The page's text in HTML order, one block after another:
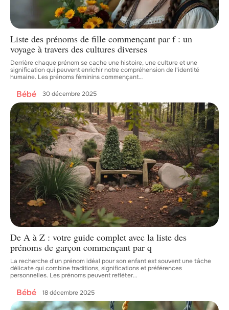
Liste des prénoms de fille commençant par f : un
voyage à travers des cultures diverses
Derrière chaque prénom se cache une histoire, une culture et une
signification qui peuvent enrichir notre compréhension de l'identité
humaine. Les prénoms féminins commençant…
Bébé 30 décembre 2025
De A à Z : votre guide complet avec la liste des
prénoms de garçon commençant par q
La recherche d'un prénom idéal pour son enfant est souvent une tâche
délicate qui combine traditions, significations et préférences
personnelles. Les prénoms peuvent refléter…
Bébé 18 décembre 2025